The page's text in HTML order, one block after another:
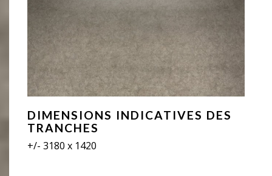
DIMENSIONS INDICATIVES DES
TRANCHES
+/- 3180 x 1420